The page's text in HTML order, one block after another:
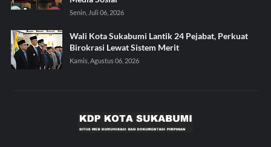
Senin, Juli 06, 2026
Wali Kota Sukabumi Lantik 24 Pejabat, Perkuat
Birokrasi Lewat Sistem Merit
Kamis, Agustus 06, 2026